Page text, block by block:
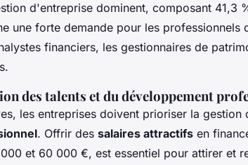
d'entreprise dominent, composant 41,3
une forte demande pour les professionnels
financiers, les gestionnaires de
des talents et du développement
les entreprises doivent prioriser la gestion
. Offrir des salaires attractifs en
et 60 000 €, est essentiel pour attirer et